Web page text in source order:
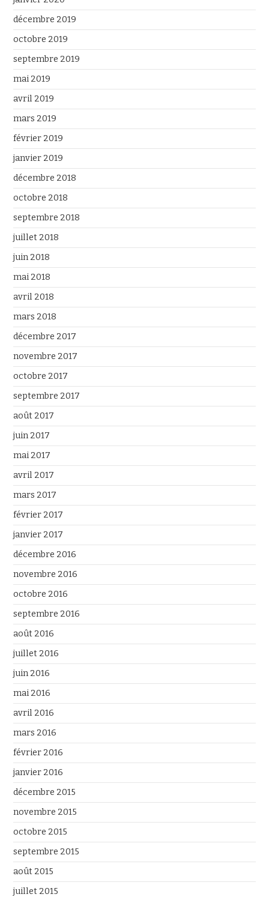
décembre 2019
octobre 2019
septembre 2019
mai 2019
avril 2019
mars 2019
février 2019
janvier 2019
décembre 2018
octobre 2018
septembre 2018
juillet 2018
juin 2018
mai 2018
avril 2018
mars 2018
décembre 2017
novembre 2017
octobre 2017
septembre 2017
août 2017
juin 2017
mai 2017
avril 2017
mars 2017
février 2017
janvier 2017
décembre 2016
novembre 2016
octobre 2016
septembre 2016
août 2016
juillet 2016
juin 2016
mai 2016
avril 2016
mars 2016
février 2016
janvier 2016
décembre 2015
novembre 2015
octobre 2015
septembre 2015
août 2015
juillet 2015